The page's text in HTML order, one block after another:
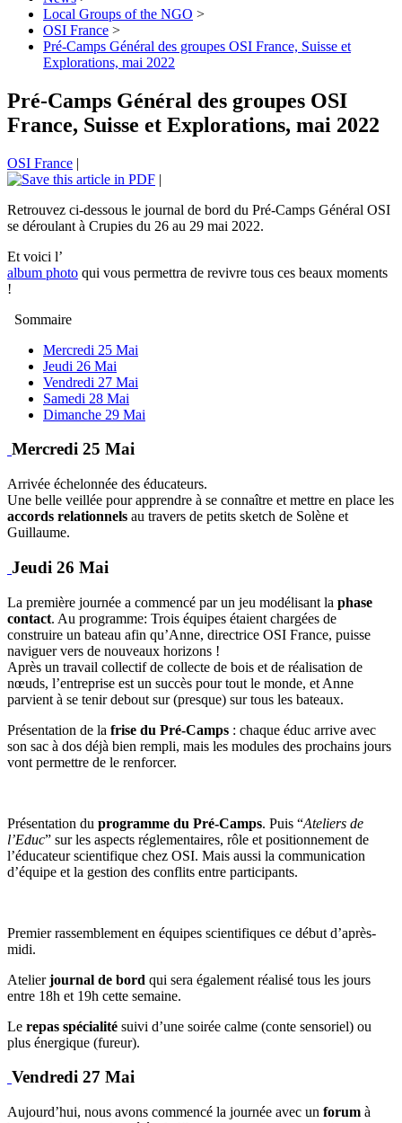
Local Groups of the NGO >
OSI France >
Pré-Camps Général des groupes OSI France, Suisse et
Explorations, mai 2022
Pré-Camps Général des groupes OSI
France, Suisse et Explorations, mai 2022
OSI France |
|
Retrouvez ci-dessous le journal de bord du Pré-Camps Général OSI
se déroulant à Crupies du 26 au 29 mai 2022.
Et voici l’
album photo qui vous permettra de revivre tous ces beaux moments
!
Sommaire
Mercredi 25 Mai
Jeudi 26 Mai
Vendredi 27 Mai
Samedi 28 Mai
Dimanche 29 Mai
Mercredi 25 Mai
Arrivée échelonnée des éducateurs.
Une belle veillée pour apprendre à se connaître et mettre en place les
accords relationnels au travers de petits sketch de Solène et
Guillaume.
Jeudi 26 Mai
La première journée a commencé par un jeu modélisant la phase
contact. Au programme: Trois équipes étaient chargées de
construire un bateau afin qu’Anne, directrice OSI France, puisse
naviguer vers de nouveaux horizons !
Après un travail collectif de collecte de bois et de réalisation de
nœuds, l’entreprise est un succès pour tout le monde, et Anne
parvient à se tenir debout sur (presque) sur tous les bateaux.
Présentation de la frise du Pré-Camps : chaque éduc arrive avec
son sac à dos déjà bien rempli, mais les modules des prochains jours
vont permettre de le renforcer.
Présentation du programme du Pré-Camps. Puis “Ateliers de
l’Educ” sur les aspects réglementaires, rôle et positionnement de
l’éducateur scientifique chez OSI. Mais aussi la communication
d’équipe et la gestion des conflits entre participants.
Premier rassemblement en équipes scientifiques ce début d’après-
midi.
Atelierjournal de bord qui sera également réalisé tous les jours
entre 18h et 19h cette semaine.
Le repas spécialité suivi d’une soirée calme (conte sensoriel) ou
plus énergique (fureur).
Vendredi 27 Mai
Aujourd’hui, nous avons commencé la journée avec un forum à